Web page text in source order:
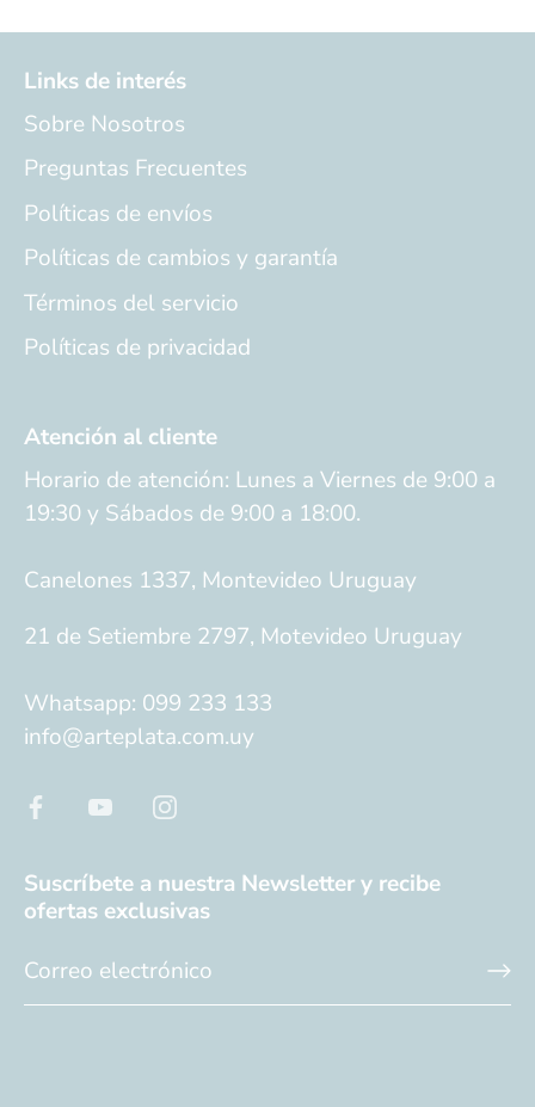
Links de interés
Sobre Nosotros
Preguntas Frecuentes
Políticas de envíos
Políticas de cambios y garantía
Términos del servicio
Políticas de privacidad
Atención al cliente
Horario de atención: Lunes a Viernes de 9:00 a
19:30 y Sábados de 9:00 a 18:00.
Canelones 1337, Montevideo Uruguay
21 de Setiembre 2797, Motevideo Uruguay
Whatsapp: 099 233 133
info@arteplata.com.uy
Suscríbete a nuestra Newsletter y recibe
ofertas exclusivas